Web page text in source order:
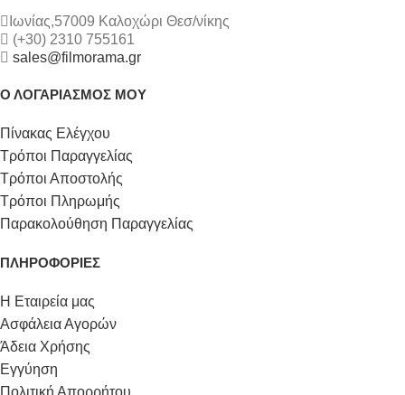
Ιωνίας,57009 Καλοχώρι Θεσ/νίκης
(+30) 2310 755161
sales@filmorama.gr
Ο ΛΟΓΑΡΙΑΣΜΟΣ ΜΟΥ
Πίνακας Ελέγχου
Τρόποι Παραγγελίας
Τρόποι Αποστολής
Τρόποι Πληρωμής
Παρακολούθηση Παραγγελίας
ΠΛΗΡΟΦΟΡΙΕΣ
Η Εταιρεία μας
Ασφάλεια Αγορών
Άδεια Χρήσης
Εγγύηση
Πολιτική Απορρήτου